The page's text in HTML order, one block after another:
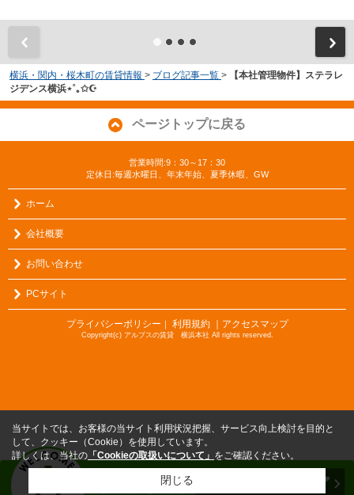
横浜・関内・桜木町の賃貸情報 > ブログ記事一覧 >
【本社管理物件】ステラレ
ジデンス横浜⋆˚｡✩☪︎
ページトップに戻る
営業時間:9：30～17：30
定休日:毎週水曜日、年末年始、夏季休暇、GW
ホーム
会社概要
お問い合わせ
PCサイト
プライバシーポリシー 利用規約 ｜アクセスマップ
Copyright(c) アルプスの賃貸 横浜本社 All rights reserved.
当サイトでは、お客様の当サイト利用状況把握、サービス向上検討を目的と
して、クッキー（Cookie）を使用しています。
詳しくは、当社の 「Cookieの取扱いについて」 をご確認ください。
閉じる